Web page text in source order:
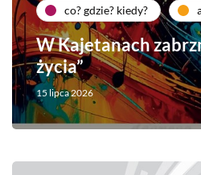
co? gdzie? kiedy?
W Kajetanach
życia”
15 lipca 2026